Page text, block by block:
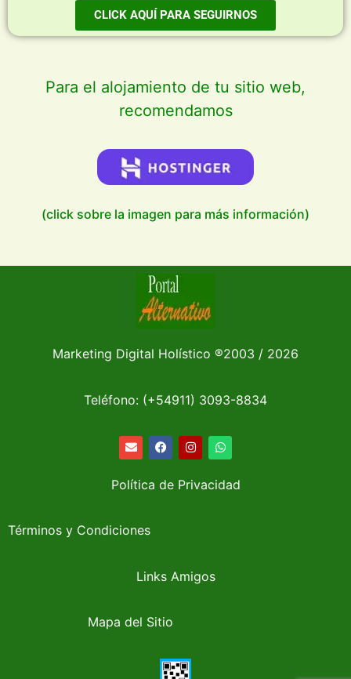
CLICK AQUÍ PARA SEGUIRNOS
Para el alojamiento de tu sitio web,
recomendamos
(click sobre la imagen para más información)
Marketing Digital Holístico ®2003 / 2026
Teléfono: (+54911) 3093-8834
Política de Privacidad
Términos y Condiciones
Links Amigos
Mapa del Sitio